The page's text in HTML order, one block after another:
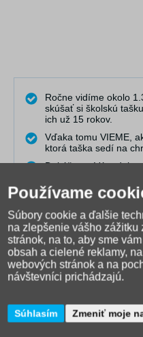
Ročne vidíme okolo
skúšať si školskú
ich už 15 rokov.
Vďaka tomu VIEME,
ktorá taška sedí na
Dokážeme Vám
Pravidelne
najčastejšie problémy.
Máme najširší výber
spolupracujeme s 25
Natáčame videá,
pomáhajú pri výbere a
Obráťte sa na
Používame
Súbory cookie a ďalšie
na zlepšenie vášho
stránok, na to, aby sme
obsah a cielené reklamy,
webových stránok a na
návštevníci prichádzajú.
Súhlasím Zmeniť moje